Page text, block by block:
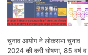
चुनाव आयोग ने लोकसभा चुनाव
2024 की करी घोषणा, 85 वर्ष व